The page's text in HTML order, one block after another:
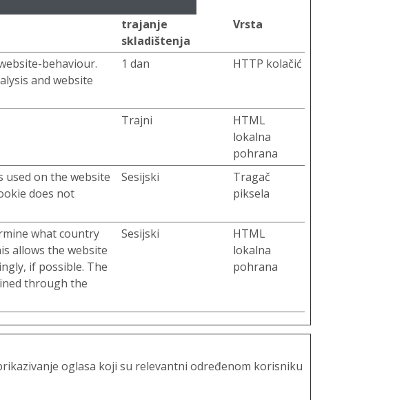
trajanje
skladištenja
Vrsta
behaviour.
and website
1 dan HTTP kolačić
Trajni
HTML
lokalna
pohrana
used on the website
does not
Sesijski
Tragač
piksela
what country
allows the website
if possible. The
through the
Sesijski
HTML
lokalna
pohrana
oglasa koji su relevantni određenom korisniku